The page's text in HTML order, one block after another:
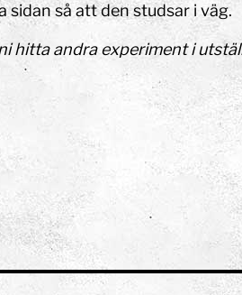
sidan så att den studsar i väg.
hitta andra experiment i